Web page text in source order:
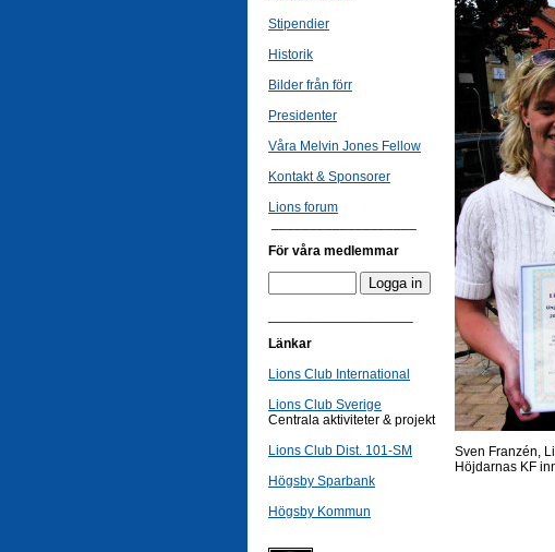
Stipendier
Historik
Bilder från förr
Presidenter
Våra Melvin Jones Fellow
Kontakt & Sponsorer
Lions forum
För våra medlemmar
Länkar
Lions Club International
Lions Club Sverige
Centrala aktiviteter & projekt
Lions Club Dist. 101-SM
Högsby Sparbank
Högsby Kommun
Sven Franzén,
Höjdarnas KF